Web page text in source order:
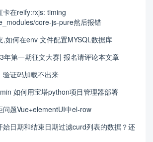
卡在reify:rxjs: timing
core-js-pure然后报错
,如何在env 文件配置MYSQL数据库
年第一期征文大赛| 报名请评论本文章
验证码加载不出来
如何用宝塔python项目管理器部署
问题Vue+elementUI中el-row
始日期和结束日期过滤curd列表的数据？还